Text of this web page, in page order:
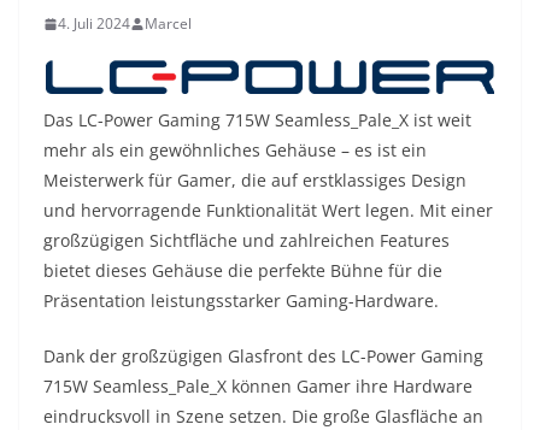
4. Juli 2024 Marcel
Das LC-Power Gaming 715W Seamless_Pale_X ist weit
mehr als ein gewöhnliches Gehäuse – es ist ein
Meisterwerk für Gamer, die auf erstklassiges Design
und hervorragende Funktionalität Wert legen. Mit einer
großzügigen Sichtfläche und zahlreichen Features
bietet dieses Gehäuse die perfekte Bühne für die
Präsentation leistungsstarker Gaming-Hardware.
Dank der großzügigen Glasfront des LC-Power Gaming
715W Seamless_Pale_X können Gamer ihre Hardware
eindrucksvoll in Szene setzen. Die große Glasfläche an